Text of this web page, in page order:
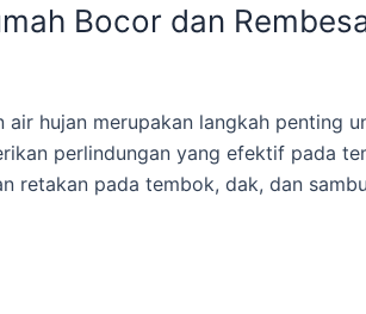
Bocor dan
hujan merupakan langkah penting
perlindungan yang efektif pada
retakan pada tembok, dak, dan